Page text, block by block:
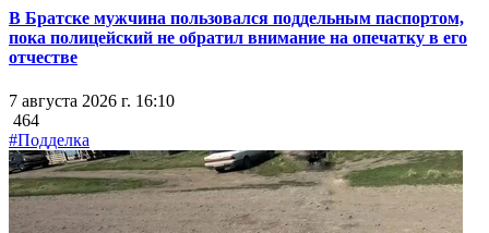
В Братске мужчина пользовался поддельным паспортом,
пока полицейский не обратил внимание на опечатку в его
отчестве
7 августа 2026 г. 16:10
464
#Подделка